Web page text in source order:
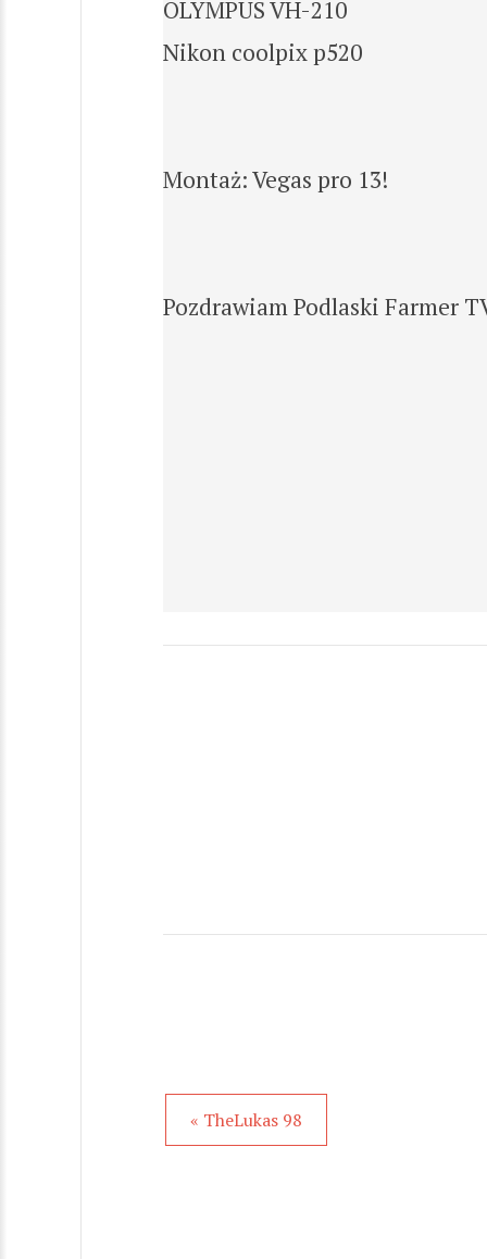
OLYMPUS VH-210
Nikon coolpix p520
Montaż: Vegas pro 13!
Pozdrawiam Podlaski Farmer
« TheLukas 98